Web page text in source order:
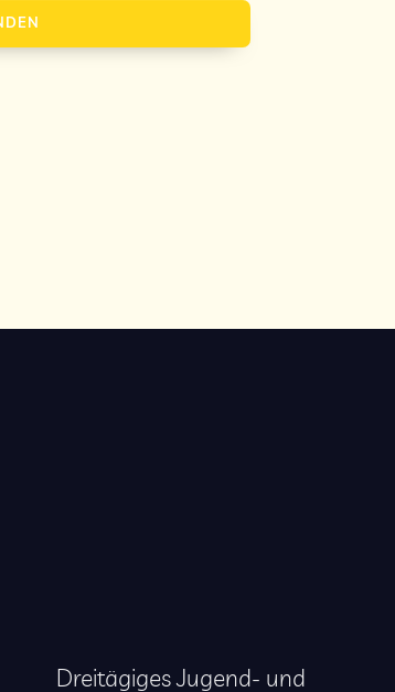
Bitte lasse dieses Feld leer.
Dreitägiges Jugend- und